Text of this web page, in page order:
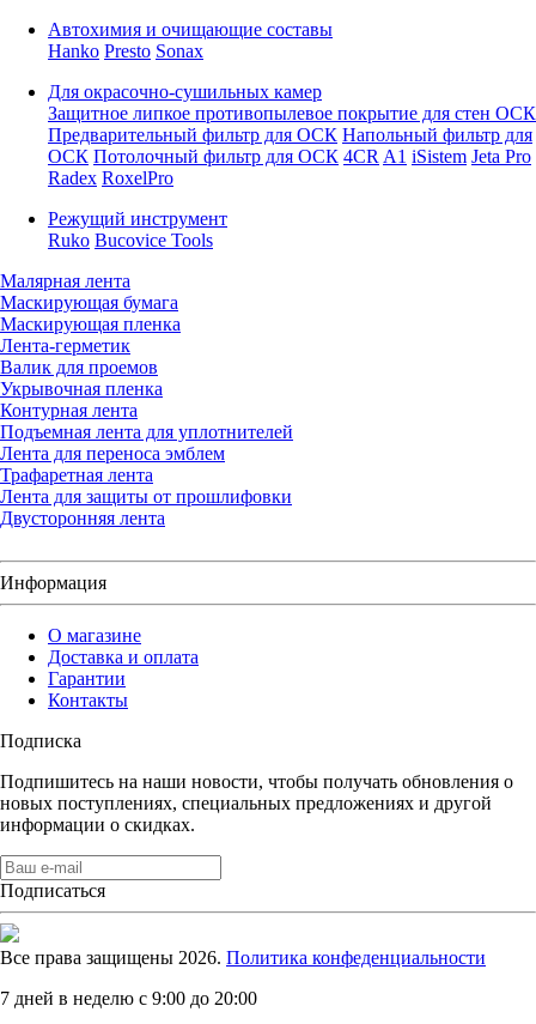
Автохимия и очищающие составы
Hanko Presto Sonax
Для окрасочно-сушильных камер
Защитное липкое противопылевое покрытие для стен ОСК
Предварительный фильтр для ОСК Напольный фильтр для
ОСК Потолочный фильтр для ОСК 4CR A1 iSistem Jeta Pro
Radex RoxelPro
Режущий инструмент
Ruko Bucovice Tools
Малярная лента
Маскирующая бумага
Маскирующая пленка
Лента-герметик
Валик для проемов
Укрывочная пленка
Контурная лента
Подъемная лента для уплотнителей
Лента для переноса эмблем
Трафаретная лента
Лента для защиты от прошлифовки
Двусторонняя лента
Информация
О магазине
Доставка и оплата
Гарантии
Контакты
Подписка
Подпишитесь на наши новости, чтобы получать обновления о
новых поступлениях, специальных предложениях и другой
информации о скидках.
Подписаться
Все права защищены 2026. Политика конфеденциальности
7 дней в неделю с 9:00 до 20:00